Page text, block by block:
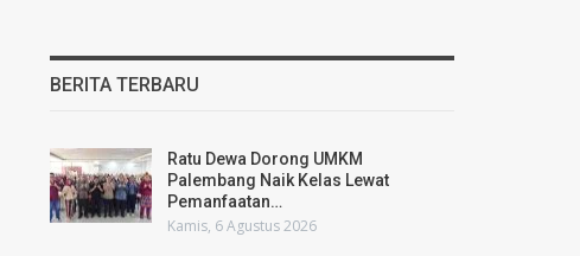
BERITA TERBARU
Ratu Dewa Dorong UMKM
Palembang Naik Kelas Lewat
Pemanfaatan…
Kamis, 6 Agustus 2026